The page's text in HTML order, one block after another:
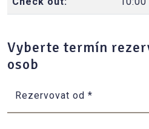
Vyberte termín
osob
Rezervovat od *